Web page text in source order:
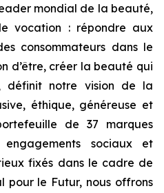
mondial de la beauté,
vocation : répondre aux
consommateurs dans le
d’être, créer la beauté qui
définit notre vision de la
éthique, généreuse et
de 37 marques
sociaux et
fixés dans le cadre de
pour le Futur, nous offrons